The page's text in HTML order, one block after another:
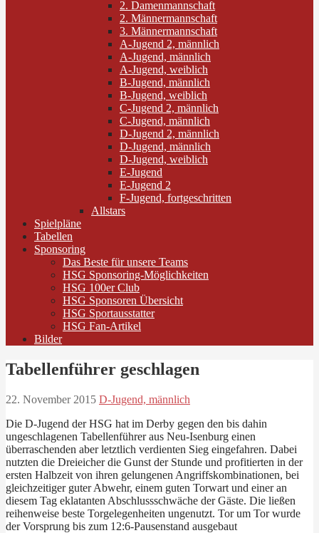
2. Damenmannschaft
2. Männermannschaft
3. Männermannschaft
A-Jugend 2, männlich
A-Jugend, männlich
A-Jugend, weiblich
B-Jugend, männlich
B-Jugend, weiblich
C-Jugend 2, männlich
C-Jugend, männlich
D-Jugend 2, männlich
D-Jugend, männlich
D-Jugend, weiblich
E-Jugend
E-Jugend 2
F-Jugend, fortgeschritten
Allstars
Spielpläne
Tabellen
Sponsoring
Das Beste für unsere Teams
HSG Sponsoring-Möglichkeiten
HSG 100er Club
HSG Sponsoren Übersicht
HSG Sportausstatter
HSG Fan-Artikel
Bilder
Tabellenführer geschlagen
22. November 2015 D-Jugend, männlich
Die D-Jugend der HSG hat im Derby gegen den bis dahin
ungeschlagenen Tabellenführer aus Neu-Isenburg einen
überraschenden aber letztlich verdienten Sieg eingefahren. Dabei
nutzten die Dreieicher die Gunst der Stunde und profitierten in der
ersten Halbzeit von ihren gelungenen Angriffskombinationen, bei
gleichzeitiger guter Abwehr, einem guten Torwart und einer an
diesem Tag eklatanten Abschlussschwäche der Gäste. Die ließen
reihenweise beste Torgelegenheiten ungenutzt. Tor um Tor wurde
der Vorsprung bis zum 12:6-Pausenstand ausgebaut